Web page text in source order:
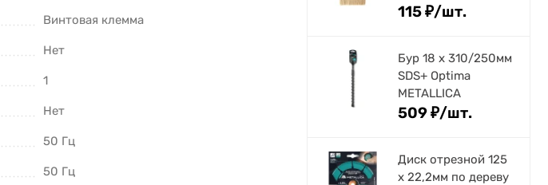
Винтовая клемма
Нет
1
Нет
50 Гц
50 Гц
115₽/шт.
Бур 18 х 310/250мм
SDS+ Optima
METALLICA
509₽/шт.
Диск отрезной 125
x 22,2мм по дереву